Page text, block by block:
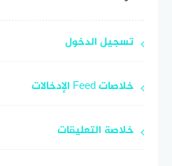
تسجيل الدخول
خلاصات Feed الإدخالات
خلاصة التعليقات